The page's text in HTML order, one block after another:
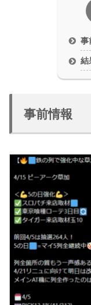
事
結
事前情報